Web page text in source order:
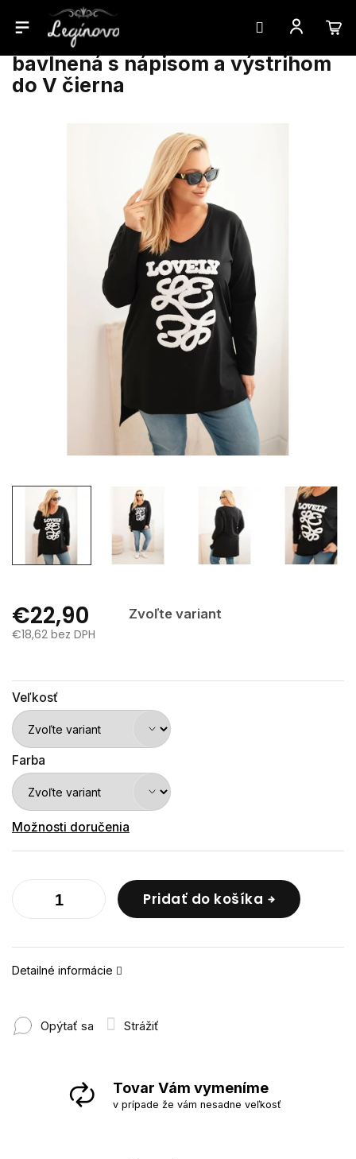
Prejsť
obsah
Dámska blúzka Plus Size
bavlnená s nápisom a výstrihom
do V čierna
€22,90
Zvoľte variant
€18,62 bez DPH
Veľkosť
Farba
Možnosti doručenia
Pridať do košíka
Detailné informácie
Opýtať sa Strážiť
Tovar Vám vymeníme
v prípade že vám nesadne veľkosť